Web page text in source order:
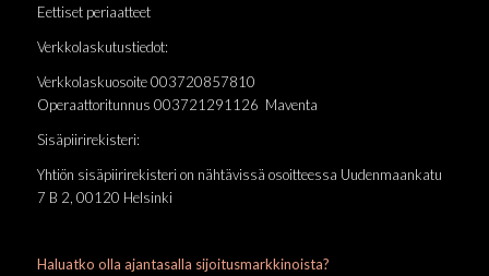
Eettiset periaatteet
Verkkolaskutustiedot:
Verkkolaskuosoite 003720857810
Operaattoritunnus 003721291126 Maventa
Sisäpiirirekisteri:
Yhtiön sisäpiirirekisteri on nähtävissä osoitteessa Uudenmaankatu
7 B 2, 00120 Helsinki
Haluatko olla ajantasalla sijoitusmarkkinoista?